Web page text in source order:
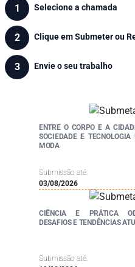
1 Selecione a chamada
2 Clique em Submeter ou
3 Envie o seu trabalho
ENTRE O CORPO E A
SOCIEDADE E
MODA
Submissão até:
03/08/2026
CIÊNCIA E PRÁTICA
DESAFIOS E TENDÊNCIAS
Submissão até: